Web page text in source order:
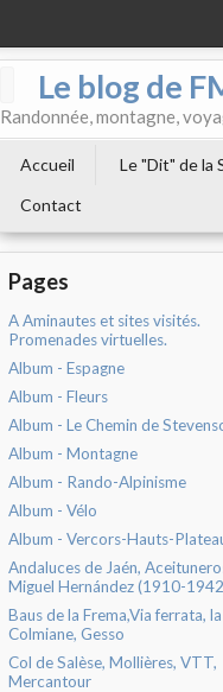
Le blog de
Randonnée, montagne,
Accueil Le "Dit" de la
Contact
Pages
A Aminautes et sites visités.
Promenades virtuelles.
Album - Espagne
Album - Fleurs
Album - Le Chemin de
Album - Montagne
Album - Rando-Alpinisme
Album - Vélo
Album - Vercors-Hauts-
Andaluces de Jaén,
Miguel Hernández (1910-
Baus de la Frema,Via ferrata, la
Colmiane, Gesso
Col de Salèse, Mollières, VTT,
Mercantour